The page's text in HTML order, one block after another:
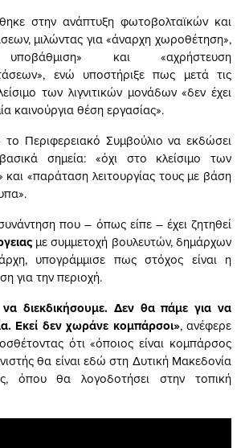
στην ανάπτυξη φωτοβολταϊκών και
μιλώντας για «άναρχη χωροθέτηση»,
υποβάθμιση» και «αχρήστευση
ενώ υποστήριξε πως μετά τις
των λιγνιτικών μονάδων «δεν έχει
καινούργια θέση εργασίας».
Περιφερειακό Συμβούλιο να εκδώσει
σημεία: «όχι στο κλείσιμο των
και «παράταση λειτουργίας τους με βάση
που – όπως είπε – έχει ζητηθεί
με συμμετοχή βουλευτών, δημάρχων
υπογράμμισε πως στόχος είναι η
για την περιοχή.
διεκδικήσουμε. Δεν θα πάμε για να
Εκεί δεν χωράνε κομπάρσοι», ανέφερε
ότι «όποιος είναι κομπάρσος
θα είναι εδώ στη Δυτική Μακεδονία
όπου θα λογοδοτήσει στην τοπική